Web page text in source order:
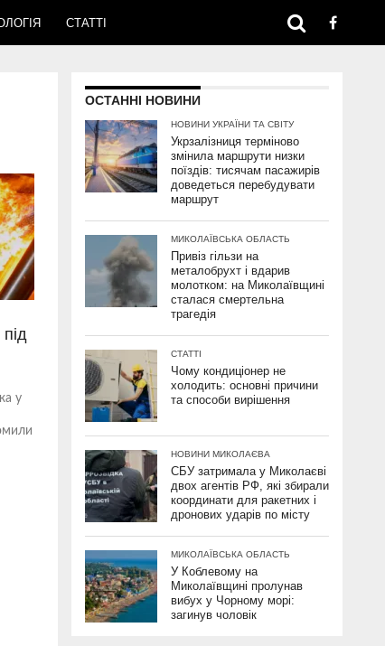
СТАТТІ
у
ОСТАННІ НОВИНИ
НОВИНИ УКРАЇНИ ТА СВІТУ
Укрзалізниця терміново
змінила маршрути низки
поїздів: тисячам пасажирів
доведеться перебудувати
маршрут
МИКОЛАЇВСЬКА ОБЛАСТЬ
Привіз гільзи на
металобрухт і вдарив
молотком: на Миколаївщині
сталася смертельна
трагедія
СТАТТІ
Чому кондиціонер не
холодить: основні причини
та способи вирішення
НОВИНИ МИКОЛАЄВА
СБУ затримала у Миколаєві
двох агентів РФ, які збирали
координати для ракетних і
дронових ударів по місту
МИКОЛАЇВСЬКА ОБЛАСТЬ
У Коблевому на
Миколаївщині пролунав
вибух у Чорному морі:
загинув чоловік